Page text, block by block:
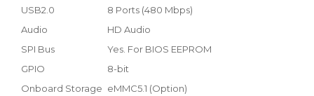
USB2.0
8 Ports (480 Mbps)
Audio
HD Audio
SPI Bus
Yes. For BIOS EEPROM
GPIO
8-bit
Onboard Storage eMMC5.1 (Option)